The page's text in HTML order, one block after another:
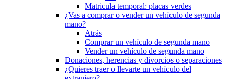
Matricula temporal: placas verdes
¿Vas a comprar o vender un vehículo de segunda
mano?
Atrás
Comprar un vehículo de segunda mano
Vender un vehículo de segunda mano
Donaciones, herencias y divorcios o separaciones
¿Quieres traer o llevarte un vehículo del